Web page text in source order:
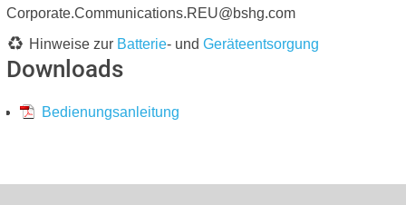
Corporate.Communications.REU@bshg.com
Hinweise zur Batterie- und Geräteentsorgung
Downloads
Bedienungsanleitung